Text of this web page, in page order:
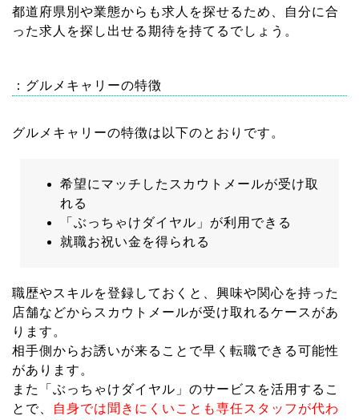
都道府県別や業態からも求人を探せるため、自分に合
った求人を探し出せる期待を持てるでしょう。
：グルメキャリーの特徴
グルメキャリーの特徴は以下のとおりです。
希望にマッチしたスカウトメールが受け取
れる
「ぶっちゃけダイヤル」が利用できる
就職お祝い金を得られる
職歴やスキルを登録しておくと、興味や関心を持った
店舗などからスカウトメールが受け取れるケースがあ
ります。
相手側からお誘いが来ることで早く転職できる可能性
があります。
また「ぶっちゃけダイヤル」のサービスを活用するこ
とで、
自身では聞きにくいことも専任スタッフが代わ